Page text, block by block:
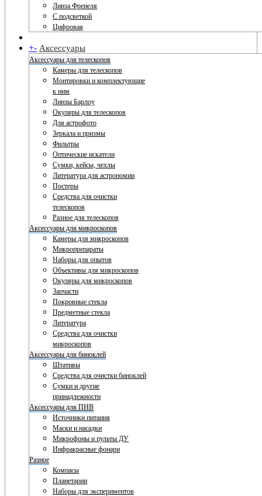
Линза Френеля
С подсветкой
Цифровая
+- Аксессуары
Аксессуары для телескопов
Камеры для телескопов
Монтировки и комплектующие
к ним
Линзы Барлоу
Окуляры для телескопов
Для астрофото
Зеркала и призмы
Фильтры
Оптические искатели
Сумки, кейсы, чехлы
Литература для астрономии
Постеры
Средства для очистки
телескопов
Разное для телескопов
Аксессуары для микроскопов
Камеры для микроскопов
Микропрепараты
Наборы для опытов
Объективы для микроскопов
Окуляры для микроскопов
Запчасти
Покровные стекла
Предметные стекла
Литература
Средства для очистки
микроскопов
Аксессуары для биноклей
Штативы
Средства для очистки биноклей
Сумки и другие
принадлежности
Аксессуары для ПНВ
Источники питания
Маски и насадки
Микрофоны и пульты ДУ
Инфракрасные фонари
Разное
Компасы
Планетарии
Наборы для экспериментов